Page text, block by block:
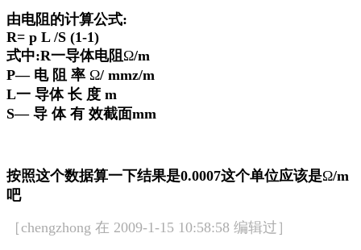
由电阻的计算公式:
R= p L /S (1-1)
式中:R一导体电阻 Ω/m
P— 电 阻 率 Ω/ mmz/m
L一 导体 长 度 m
S— 导 体 有 效截面mm
按照这个数据算一下结果是0.0007这个单位应该是Ω/m
吧
［chengzhong 在 2009-1-15 10:58:58 编辑过］